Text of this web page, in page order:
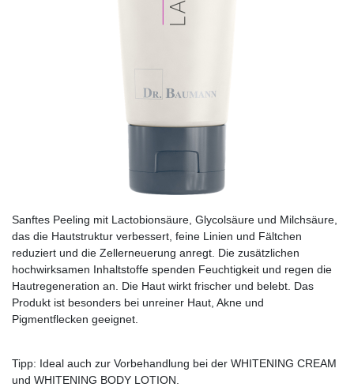
Sanftes Peeling mit Lactobionsäure, Glycolsäure und Milchsäure,
das die Hautstruktur verbessert, feine Linien und Fältchen
reduziert und die Zellerneuerung anregt. Die zusätzlichen
hochwirksamen Inhaltstoffe spenden Feuchtigkeit und regen die
Hautregeneration an. Die Haut wirkt frischer und belebt. Das
Produkt ist besonders bei unreiner Haut, Akne und
Pigmentflecken geeignet.
Tipp: Ideal auch zur Vorbehandlung bei der WHITENING CREAM
und WHITENING BODY LOTION.